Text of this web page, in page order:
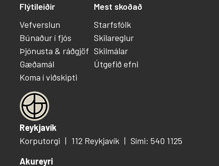
Reykjavík
Korputorgi
112 Reykjavík
Sími: 540 1125
Akureyri
Flýtileiðir
Vefverslun
Búnaður í fjós
Þjónusta & ráðgjöf
Gæðamál
Koma í viðskipti
Mest skoðað
Starfsfólk
Skilareglur
Skilmálar
Útgefið efni